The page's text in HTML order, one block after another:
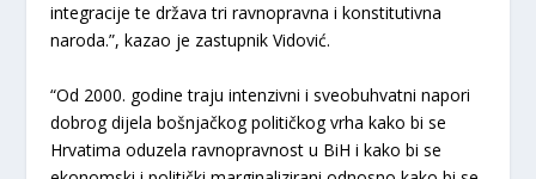
integracije te država tri ravnopravna i konstitutivna
naroda.”, kazao je zastupnik Vidović.
“Od 2000. godine traju intenzivni i sveobuhvatni napori
dobrog dijela bošnjačkog političkog vrha kako bi se
Hrvatima oduzela ravnopravnost u BiH i kako bi se